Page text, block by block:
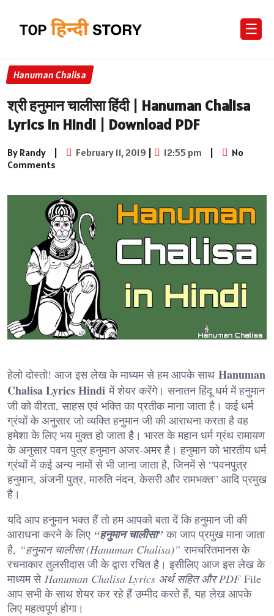
☰
Hanuman Chalisa
श्री हनुमान चालीसा हिंदी | Hanuman Chalisa
Lyrics in Hindi | Download PDF
By Randy | February 11, 2019 | 12:55 pm |
No
Comments
हेलो दोस्तो! आज इस लेख के माध्यम से हम आपके साथ Hanuman
Chalisa Lyrics Hindi में शेयर करेंगे। सनातन हिंदू धर्म में हनुमान
जी को वीरता, साहस एवं भक्ति का प्रतीक माना जाता है। कई धर्म
ग्रंथों के अनुसार जो व्यक्ति हनुमान जी की आराधना करता है वह
हमेशा के लिए भय मुक्त हो जाता है। भारत के महान धर्म ग्रंथ रामायण
के अनुसार पवन पुत्र हनुमान अजर-अमर है। हनुमान को भारतीय धर्म
ग्रंथों में कई अन्य नामों से भी जाना जाता है, जिनमें से “पवनपुत्र
हनुमान, अंजनी पुत्र, मारुति नंदन, केसरी और रामभक्त” आदि प्रमुख
है।
यदि आप हनुमान भक्त हैं तो हम आपको बता दें कि हनुमान जी की
आराधना करने के लिए “हनुमान चालीसा” का जाप प्रमुख माना जाता
है, “हनुमान चालीसा (Hanuman Chalisa)” रामचरितमानस के
रचनाकार तुलसीदास जी के द्वारा रचित है। इसीलिए आज इस लेख के
माध्यम से Hanuman Chalisa Lyrics अर्थ सहित और PDF File
आप सभी के साथ शेयर कर रहे हैं उम्मीद करते हैं, यह लेख आपके
लिए महत्वपूर्ण होगा।